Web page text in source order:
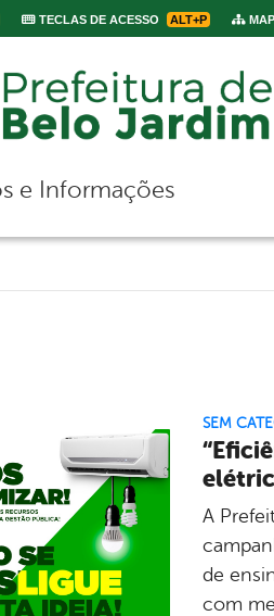
TECLAS DE ACESSO ALT+P
de navegação
e Informações
SEM
A
de
com